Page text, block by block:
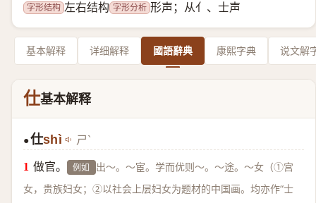
字形结构 左右结构 字形分析 形声；从亻、士声
基本解释 详细解释 國語辭典 康熙字典 说文解
仕基本解释
●仕shì ㄕˋ
做官。 例如 出～。～宦。学而优则～。～途。～女（①宫
女，贵族妇女；②以社会上层妇女为题材的中国画。均亦作“士